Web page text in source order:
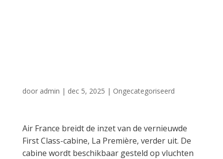
door admin | dec 5, 2025 | Ongecategoriseerd
Air France breidt de inzet van de vernieuwde
First Class-cabine, La Première, verder uit. De
cabine wordt beschikbaar gesteld op vluchten